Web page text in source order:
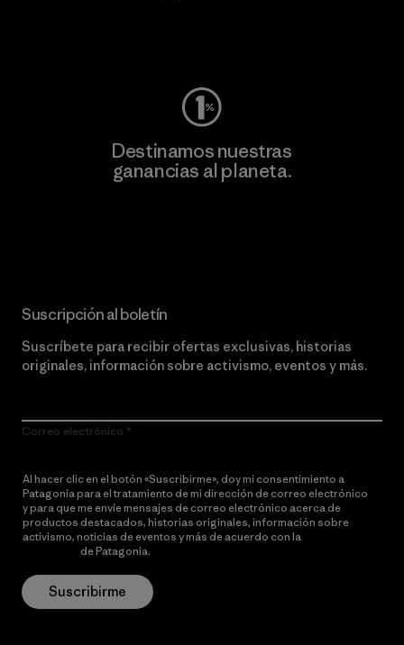
Destinamos nuestras
ganancias al planeta.
Suscripción al boletín
Suscríbete para recibir ofertas exclusivas, historias
originales, información sobre activismo, eventos y más.
Correo electrónico
Al hacer clic en el botón «Suscribirme», doy mi consentimiento a
Patagonia para el tratamiento de mi dirección de correo electrónico
y para que me envíe mensajes de correo electrónico acerca de
productos destacados, historias originales, información sobre
activismo, noticias de eventos y más de acuerdo con la
de Patagonia.
Suscribirme